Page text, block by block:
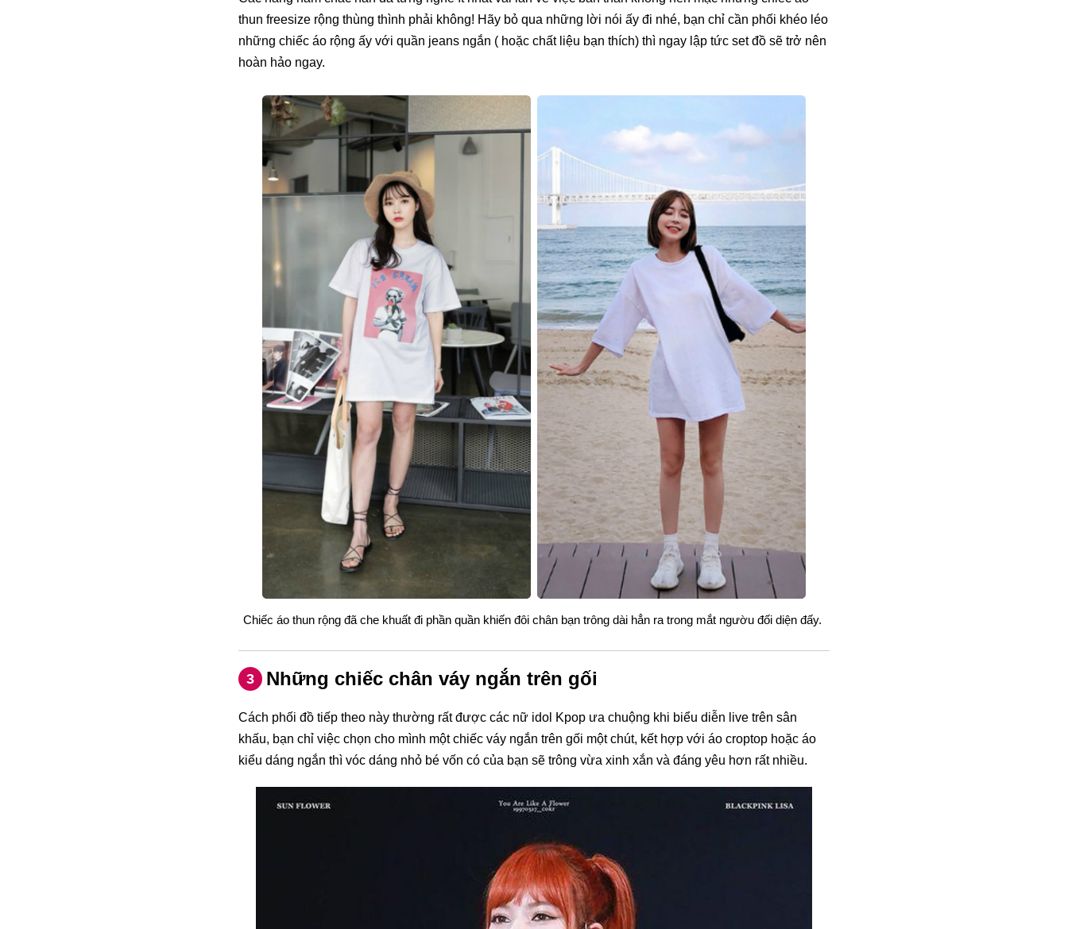
thun freesize rộng thùng thình phải không! Hãy bỏ qua những lời nói ấy đi nhé, bạn chỉ cần phối khéo léo
những chiếc áo rộng ấy với quần jeans ngắn ( hoặc chất liệu bạn thích) thì ngay lập tức set đồ sẽ trở nên
hoàn hảo ngay.
Chiếc áo thun rộng đã che khuất đi phần quần khiến đôi chân bạn trông dài hẳn ra trong mắt ngườu đối diện đấy.
3 Những chiếc chân váy ngắn trên gối
Cách phối đồ tiếp theo này thường rất được các nữ idol Kpop ưa chuộng khi biểu diễn live trên sân
khấu, bạn chỉ việc chọn cho mình một chiếc váy ngắn trên gối một chút, kết hợp với áo croptop hoặc áo
kiểu dáng ngắn thì vóc dáng nhỏ bé vốn có của bạn sẽ trông vừa xinh xắn và đáng yêu hơn rất nhiều.